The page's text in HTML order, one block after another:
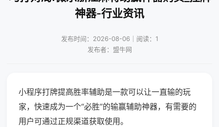
神器-行业资讯
发布时间：2026-08-06｜阅读：1
发布者：盟牛网
小程序打牌提高胜率辅助是一款可以让一直输的玩
家，快速成为一个“必胜”的输赢辅助神器，有需要的
用户可通过正规渠道获取使用。